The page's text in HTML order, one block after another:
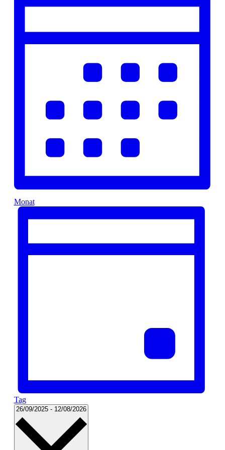
Monat
Tag
26/09/2025 - 12/08/2026 Datum